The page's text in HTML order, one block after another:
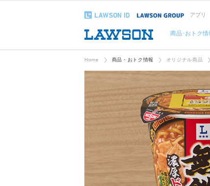
アプリ
商品･おトク情
Home 商品・おトク情報 オリジナル商品